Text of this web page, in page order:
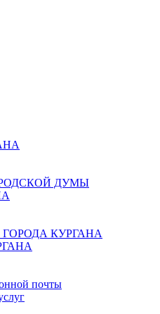
ДУМЫ
КУРГАНА
почты